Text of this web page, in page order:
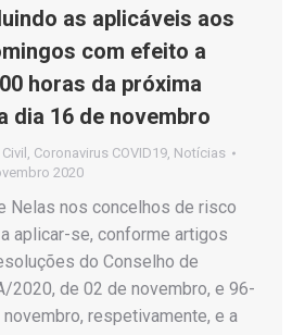
as aplicáveis aos
com efeito a
horas da próxima
dia 16 de novembro
Coronavirus COVID19 Notícias
2020
Nelas nos concelhos de risco
aplicar-se, conforme artigos
do Conselho de
2020, de 02 de novembro, e 96-
respetivamente, e a